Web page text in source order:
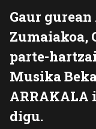
Gaur
Zumaiakoa,
parte-
Musika
ARRAKALA
digu.